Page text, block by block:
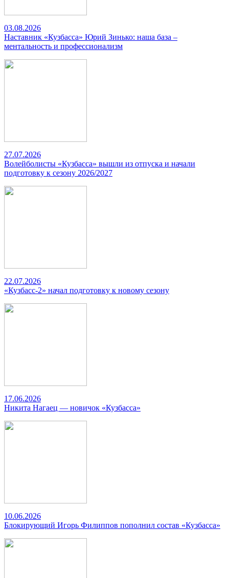
03.08.2026
Наставник «Кузбасса» Юрий Зинько: наша база –
ментальность и профессионализм
27.07.2026
Волейболисты «Кузбасса» вышли из отпуска и начали
подготовку к сезону 2026/2027
22.07.2026
«Кузбасс-2» начал подготовку к новому сезону
17.06.2026
Никита Нагаец — новичок «Кузбасса»
10.06.2026
Блокирующий Игорь Филиппов пополнил состав «Кузбасса»